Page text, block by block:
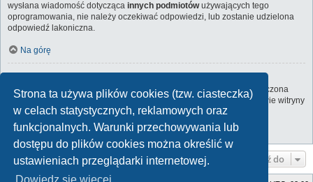
Strona ta używa plików cookies (tzw. ciasteczka)
w celach statystycznych, reklamowych oraz
funkcjonalnych. Warunki przechowywania lub
dostępu do plików cookies można określić w
ustawieniach przeglądarki internetowej.
wysłana wiadomość dotycząca innych podmiotówużywających tego
oprogramowania, nie należy oczekiwać odpowiedzi, lub zostanie udzielona
odpowiedź lakoniczna.
Na górę
Wszyscy użytkownicy witryny mogą używać – jeśli funkcja ta jest włączona
przez administratora witryny – formularza „Kontakt z nami”. Członkowie witryny
mogą także używać odnośnika „Zespół administracyjny”.
Na górę
Przejdź do